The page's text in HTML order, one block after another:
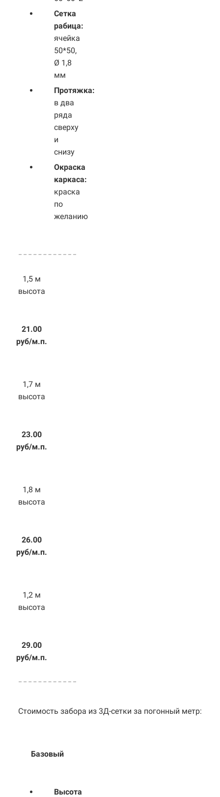
Сетка
рабица:
ячейка
50*50,
Ø 1,8
мм
Протяжка:
в два
ряда
сверху
и
снизу
Окраска
каркаса:
краска
по
желанию
1,5 м
высота
21.00
руб/м.п.
1,7 м
высота
23.00
руб/м.п.
1,8 м
высота
26.00
руб/м.п.
1,2 м
высота
29.00
руб/м.п.
Стоимость забора из 3Д-сетки за погонный метр:
Базовый
Высота